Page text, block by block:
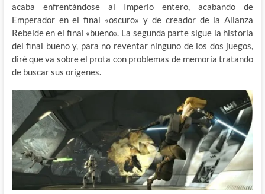
acaba enfrentándose al Imperio entero, acabando de
Emperador en el final «oscuro» y de creador de la Alianza
Rebelde en el final «bueno». La segunda parte sigue la historia
del final bueno y, para no reventar ninguno de los dos juegos,
diré que va sobre el prota con problemas de memoria tratando
de buscar sus orígenes.